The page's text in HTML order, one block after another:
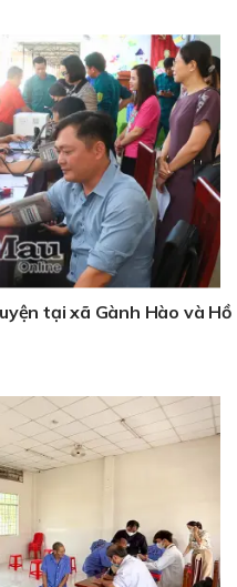
tại xã Gành Hào và Hồ